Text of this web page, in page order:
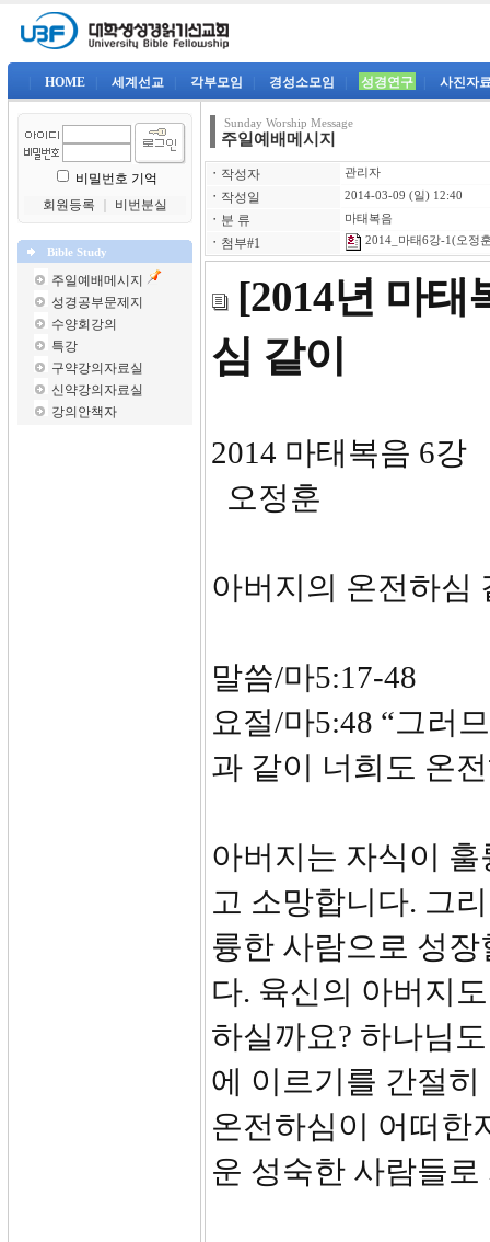
HOME 세계선교 각부모임 경성소모임 성경연구 사진자
비밀번호 기억
회원등록
비번분실
Bible Study
주일예배메시지
성경공부문제지
수양회강의
특강
구약강의자료실
신약강의자료실
강의안책자
Sunday Worship Message
주일예배메시지
ㆍ 작성자 관리자
ㆍ 작성일 2014-03-09 (일) 12:40
ㆍ 분 류 마태복음
ㆍ 첨부#1 2014_마태6강-1(오정
[2014년 마태
심 같이
2014
오정훈
아버지의 온전하심
말씀/마5:17-48
요절/마5:48 “그러
과 같이 너희도 온
아버지는 자식이
고 소망합니다. 그
륭한 사람으로 성
다. 육신의 아버지
하실까요? 하나님
에 이르기를 간절
온전하심이 어떠한
운 성숙한 사람들